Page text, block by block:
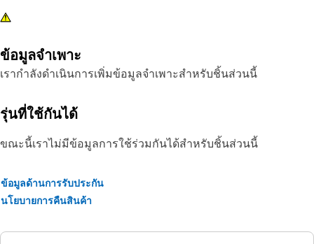
ข้อมูลจำเพาะ
เรากำลังดำเนินการเพิ่มข้อมูลจำเพาะสำหรับชิ้นส่วนนี้
รุ่นที่ใช้กันได้
ขณะนี้เราไม่มีข้อมูลการใช้ร่วมกันได้สำหรับชิ้นส่วนนี้
ข้อมูลด้านการรับประกัน
นโยบายการคืนสินค้า